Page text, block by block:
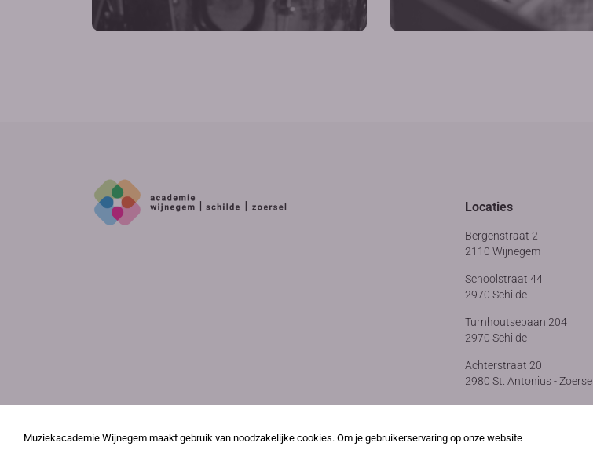
Locaties
Bergenstraat 2
2110 Wijnegem
Schoolstraat 44
2970 Schilde
Turnhoutsebaan 204
2970 Schilde
Achterstraat 20
2980 St. Antonius - Zoersel
Muziekacademie Wijnegem maakt gebruik van noodzakelijke cookies. Om je gebruikerservaring op onze website